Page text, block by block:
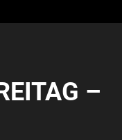
–